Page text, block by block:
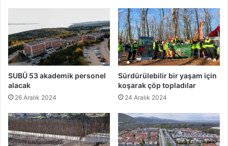
SUBÜ 53 akademik personel
alacak
26 Aralık 2024
Sürdürülebilir bir yaşam için
koşarak çöp topladılar
24 Aralık 2024